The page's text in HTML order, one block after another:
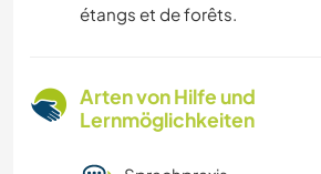
étangs et de forêts.
Arten von Hilfe und
Lernmöglichkeiten